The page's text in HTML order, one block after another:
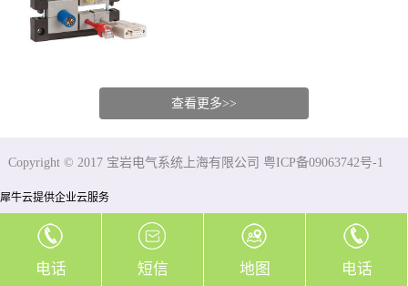
查看更多>>
Copyright © 2017 宝岩电气系统上海有限公司 粤ICP备09063742号-1
犀牛云提供企业云服务
电话 短信 地图 电话